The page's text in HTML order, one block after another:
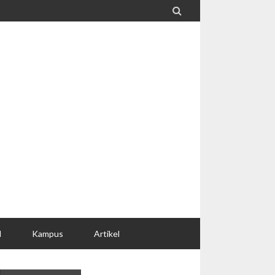

Kampus Artikel